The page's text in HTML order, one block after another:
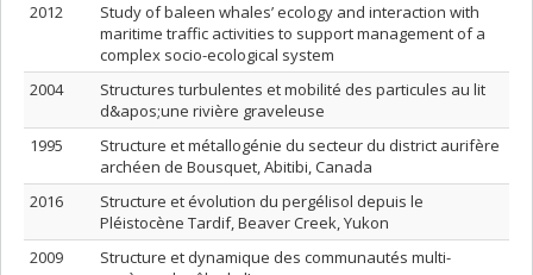
2012
Study of baleen whales’ ecology and interaction with
maritime traffic activities to support management of a
complex socio-ecological system
2004
Structures turbulentes et mobilité des particules au lit
d&apos;une rivière graveleuse
1995
Structure et métallogénie du secteur du district aurifère
archéen de Bousquet, Abitibi, Canada
2016
Structure et évolution du pergélisol depuis le
Pléistocène Tardif, Beaver Creek, Yukon
2009
Structure et dynamique des communautés multi-